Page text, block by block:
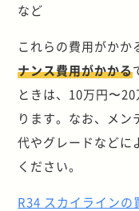
など
これらの費用がかか
ナンス費用がかかる
ときは、10万円〜
ります。なお、メ
代やグレードなどに
ください。
R34 スカイラインの